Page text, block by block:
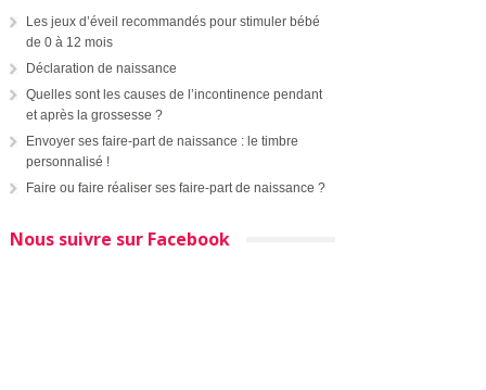
Les jeux d’éveil recommandés pour stimuler bébé
de 0 à 12 mois
Déclaration de naissance
Quelles sont les causes de l’incontinence pendant
et après la grossesse ?
Envoyer ses faire-part de naissance : le timbre
personnalisé !
Faire ou faire réaliser ses faire-part de naissance ?
Nous suivre sur Facebook